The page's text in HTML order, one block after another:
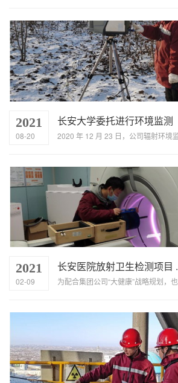
2021
08-20
长安大学委托进行环境监测
2021
02-09
长安医院放射卫生检测项目 .